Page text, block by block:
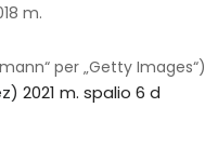
m.
per „Getty Images“)
2021 m. spalio 6 d